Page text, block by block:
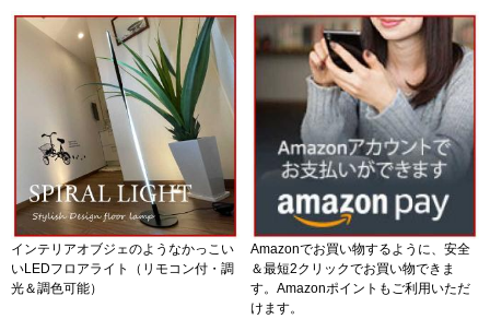
インテリアオブジェのようなかっこい
いLEDフロアライト（リモコン付・調
光＆調色可能）
Amazonでお買い物するように、安全
＆最短2クリックでお買い物できま
す。Amazonポイントもご利用いただ
けます。